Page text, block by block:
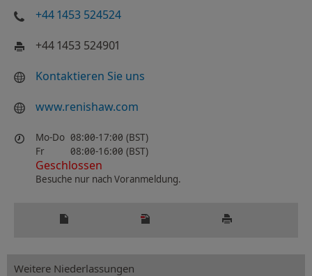
+44 1453 524524
+44 1453 524901
Kontaktieren Sie uns
www.renishaw.com
Mo-Do 08:00-17:00 (BST)
Fr
08:00-16:00 (BST)
Geschlossen
Besuche nur nach Voranmeldung.
Weitere Niederlassungen